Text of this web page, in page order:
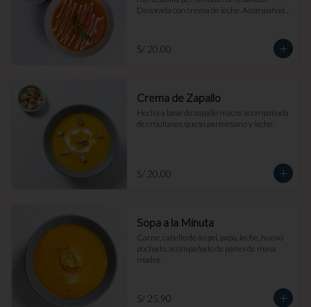
Decorada con crema de leche. Acompañada
S/ 20.00
Crema de Zapallo
Hecha a base de zapallo macre acompañada
de croutones, queso parmesano y leche.
S/ 20.00
Sopa a la Minuta
Carne, cabello de ángel, papa, leche, huevo
pochado, acompañado de panes de masa
madre.
S/ 25.90